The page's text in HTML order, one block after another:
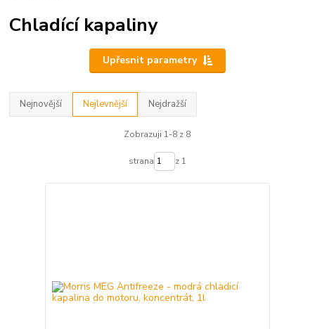
Chladící kapaliny
Upřesnit parametry
Nejnovější Nejlevnější Nejdražší
Zobrazuji 1-8 z 8
strana z 1